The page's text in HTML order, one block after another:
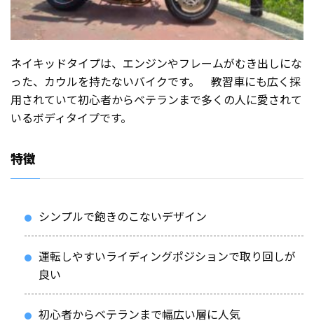
ネイキッドタイプは、エンジンやフレームがむき出しにな
った、カウルを持たないバイクです。 教習車にも広く採
用されていて初心者からベテランまで多くの人に愛されて
いるボディタイプです。
特徴
シンプルで飽きのこないデザイン
運転しやすいライディングポジションで取り回しが
良い
初心者からベテランまで幅広い層に人気